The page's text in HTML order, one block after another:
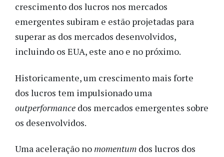
crescimento dos lucros nos mercados
emergentes subiram e estão projetadas para
superar as dos mercados desenvolvidos,
incluindo os EUA, este ano e no próximo.
Historicamente, um crescimento mais forte
dos lucros tem impulsionado uma
outperformance dos mercados emergentes sobre
os desenvolvidos.
Uma aceleração nomomentum dos lucros dos